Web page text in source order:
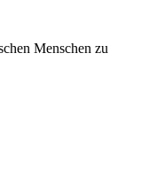
Menschen zu